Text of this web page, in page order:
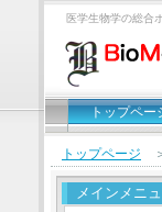
医学生物学の総合
トップペー
トップページ
メインメニ